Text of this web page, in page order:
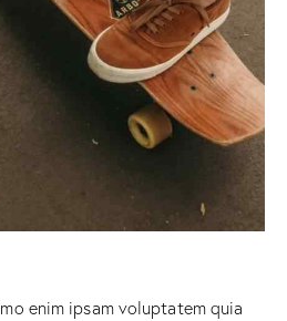
enim ipsam voluptatem quia